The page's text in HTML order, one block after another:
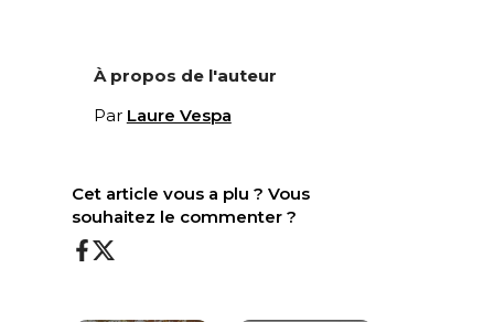
À propos de l'auteur
Par Laure Vespa
Cet article vous a plu ? Vous
souhaitez le commenter ?